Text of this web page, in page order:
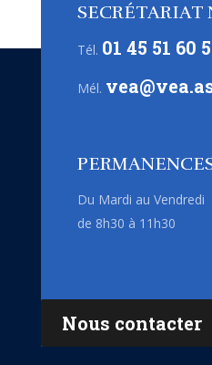
Tél. 01 45 51 60
Mél.
Du Mardi au Vendredi
de 8h30 à 11h30
Nous contacter